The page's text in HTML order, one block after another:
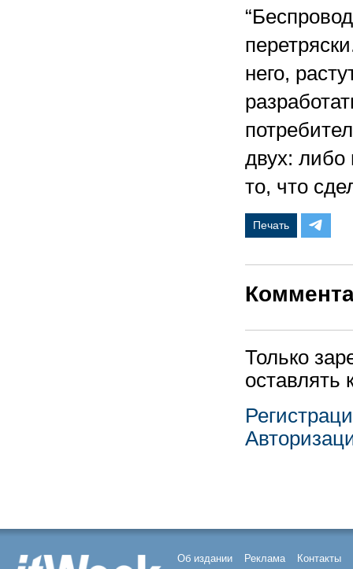
него,
двух: либо
то, что
Печать
Только
оставлять
Об издании Реклама Контакты